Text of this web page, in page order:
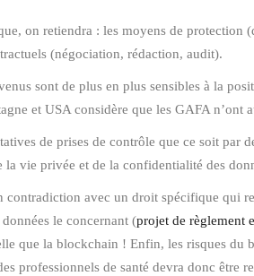
on retiendra : les moyens de
(négociation, rédaction, audit).
sont de plus en plus sensibles à la
et USA considère que les GAFA n’ont
de prises de contrôle que ce soit par
vie privée et de la confidentialité des
avec un droit spécifique qui
le concernant (projet de règlement
que la blockchain ! Enfin, les risques
professionnels de santé devra donc être